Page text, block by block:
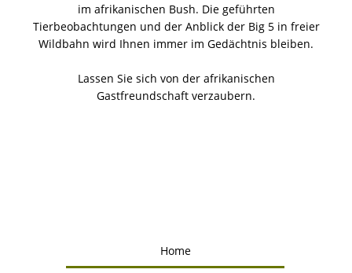
im afrikanischen Bush. Die geführten
Tierbeobachtungen und der Anblick der Big 5 in freier
Wildbahn wird Ihnen immer im Gedächtnis bleiben.
Lassen Sie sich von der afrikanischen
Gastfreundschaft verzaubern.
Home